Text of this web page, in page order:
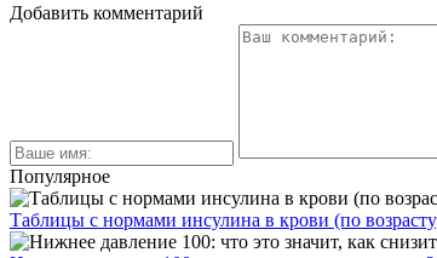
Добавить комментарий
Популярное
Таблицы с нормами инсулина в крови (по